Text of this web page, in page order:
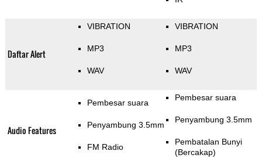
Daftar Alert
VIBRATION
MP3
WAV
VIBRATION
MP3
WAV
Audio Features
Pembesar suara
Penyambung 3.5mm
FM Radio
Pembesar suara
Penyambung 3.5mm
Pembatalan Bunyi
(Bercakap)